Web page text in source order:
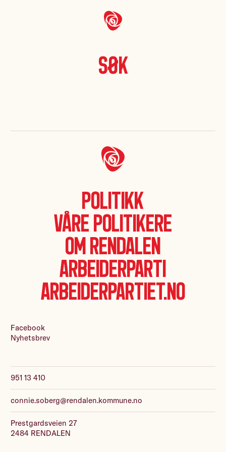
Søk
Politikk
Våre politikere
Om Rendalen
Arbeiderparti
Arbeiderpartiet.no
951 13 410
connie.soberg@rendalen.kommune.no
Prestgardsveien 27
2484 RENDALEN
Facebook
Nyhetsbrev